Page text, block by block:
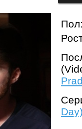
Day)